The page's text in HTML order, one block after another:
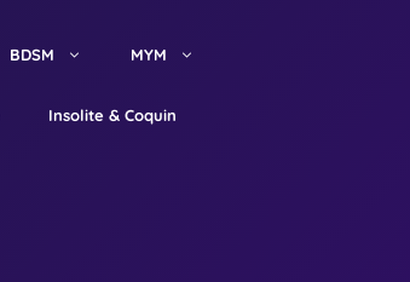
BDSM MYM
Insolite & Coquin